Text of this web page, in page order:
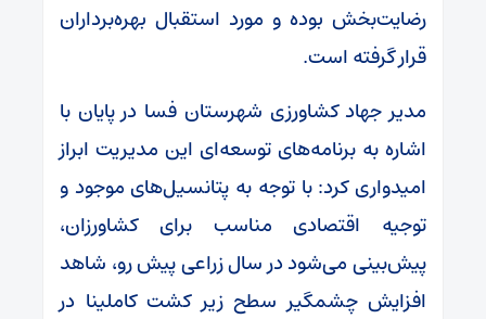
رضایت‌بخش بوده و مورد استقبال بهره‌برداران
قرار گرفته است.
مدیر جهاد کشاورزی شهرستان فسا در پایان با
اشاره به برنامه‌های توسعه‌ای این مدیریت ابراز
امیدواری کرد: با توجه به پتانسیل‌های موجود و
توجیه اقتصادی مناسب برای کشاورزان،
پیش‌بینی می‌شود در سال زراعی پیش رو، شاهد
افزایش چشمگیر سطح زیر کشت کاملینا در